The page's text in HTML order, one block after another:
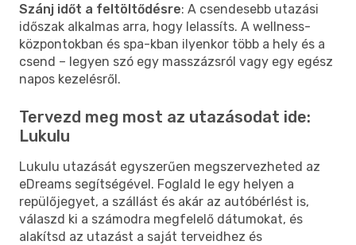
Szánj időt a feltöltődésre: A csendesebb utazási
időszak alkalmas arra, hogy lelassíts. A wellness-
központokban és spa-kban ilyenkor több a hely és a
csend – legyen szó egy masszázsról vagy egy egész
napos kezelésről.
Tervezd meg most az utazásodat ide:
Lukulu
Lukulu utazását egyszerűen megszervezheted az
eDreams segítségével. Foglald le egy helyen a
repülőjegyet, a szállást és akár az autóbérlést is,
válaszd ki a számodra megfelelő dátumokat, és
alakítsd az utazást a saját terveidhez és